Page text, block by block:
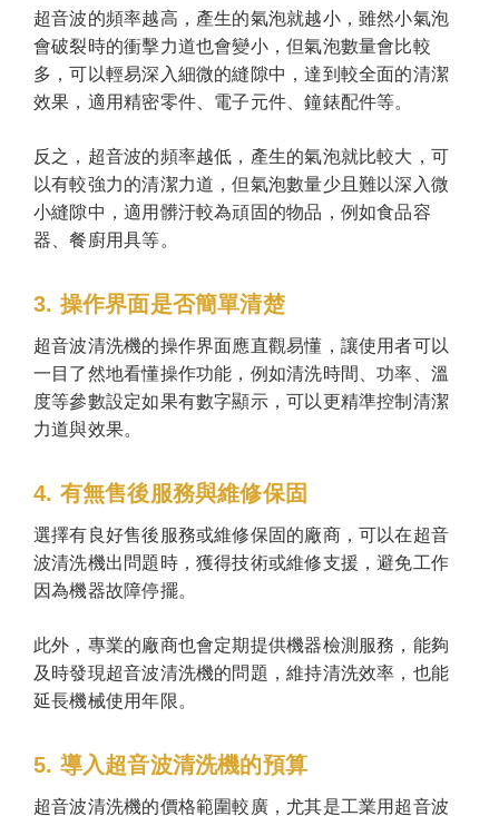
超音波的頻率越高，產生的氣泡就越小，雖然小氣泡
會破裂時的衝擊力道也會變小，但氣泡數量會比較
多，可以輕易深入細微的縫隙中，達到較全面的清潔
效果，適用精密零件、電子元件、鐘錶配件等。
反之，超音波的頻率越低，產生的氣泡就比較大，可
以有較強力的清潔力道，但氣泡數量少且難以深入微
小縫隙中，適用髒汙較為頑固的物品，例如食品容
器、餐廚用具等。
3. 操作界面是否簡單清楚
超音波清洗機的操作界面應直觀易懂，讓使用者可以
一目了然地看懂操作功能，例如清洗時間、功率、溫
度等參數設定如果有數字顯示，可以更精準控制清潔
力道與效果。
4. 有無售後服務與維修保固
選擇有良好售後服務或維修保固的廠商，可以在超音
波清洗機出問題時，獲得技術或維修支援，避免工作
因為機器故障停擺。
此外，專業的廠商也會定期提供機器檢測服務，能夠
及時發現超音波清洗機的問題，維持清洗效率，也能
延長機械使用年限。
5. 導入超音波清洗機的預算
超音波清洗機的價格範圍較廣，尤其是工業用超音波